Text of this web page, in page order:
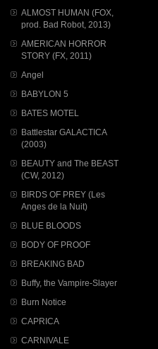
ALMOST HUMAN (FOX,
prod. Bad Robot, 2013)
AMERICAN HORROR
STORY (FX, 2011)
Angel
BABYLON 5
BATES MOTEL
Battlestar GALACTICA
(2003)
BEAUTY and The BEAST
(CW, 2012)
BIRDS OF PREY (Les
Anges de la Nuit)
BLUE BLOODS
BODY OF PROOF
BREAKING BAD
Buffy, the Vampire-Slayer
Burn Notice
CAPRICA
CARNIVALE